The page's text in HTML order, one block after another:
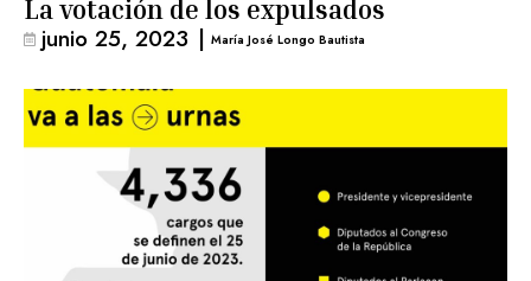
La votación de los expulsados
junio 25, 2023 | María José Longo Bautista